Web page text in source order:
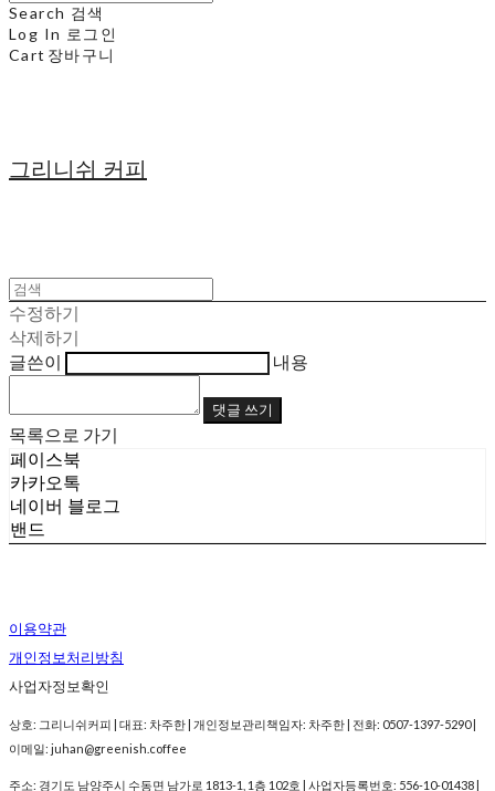
Search 검색
Log In 로그인
Cart 장바구니
그리니쉬 커피
수정하기
삭제하기
글쓴이
내용
댓글 쓰기
목록으로 가기
페이스북
카카오톡
네이버 블로그
밴드
이용약관
개인정보처리방침
사업자정보확인
상호: 그리니쉬커피 | 대표: 차주한 | 개인정보관리책임자: 차주한 | 전화: 0507-1397-5290 |
이메일: juhan@greenish.coffee
주소: 경기도 남양주시 수동면 남가로 1813-1, 1층 102호 | 사업자등록번호: 556-10-01438 |